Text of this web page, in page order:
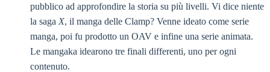
pubblico ad approfondire la storia su più livelli. Vi dice niente
la saga X, il manga delle Clamp? Venne ideato come serie
manga, poi fu prodotto un OAV e infine una serie animata.
Le mangaka idearono tre finali differenti, uno per ogni
contenuto.